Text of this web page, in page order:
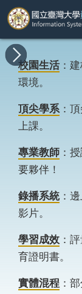
所
有
課
程
新
消
息
程
地
資
簡
校園生活 ：
環境。
頂尖學系：
上課。
專業教師 ：
要夥伴！
錄播系統：
影片。
學習成效 ：
育證明書。
實體混程 ：